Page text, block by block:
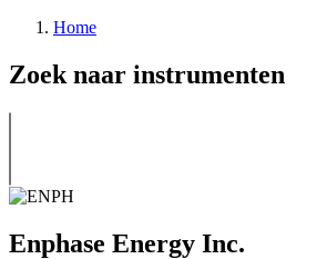
Home
Zoek naar instrumenten
Enphase Energy Inc.